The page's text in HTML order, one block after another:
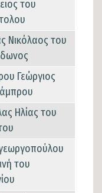
του
Νικόλαος του
Γεώργιος
Ηλίας του
του